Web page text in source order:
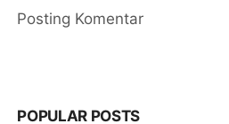
Posting Komentar
POPULAR POSTS